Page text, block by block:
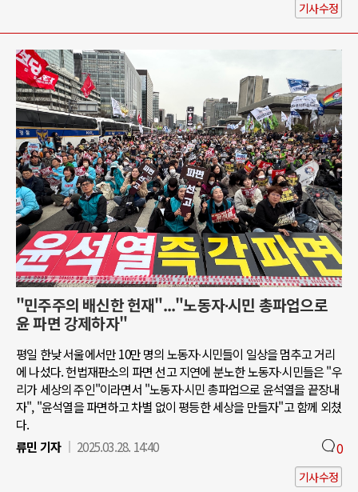
기사수정
"민주주의 배신한 헌재"..."노동자∙시민 총파업으로
윤 파면 강제하자"
평일 한낮 서울에서만 10만 명의 노동자∙시민들이 일상을 멈추고 거리
에 나섰다. 헌법재판소의 파면 선고 지연에 분노한 노동자∙시민들은 "우
리가 세상의 주인"이라면서 "노동자∙시민 총파업으로 윤석열을 끝장내
자", "윤석열을 파면하고 차별 없이 평등한 세상을 만들자"고 함께 외쳤
다.
류민 기자
2025.03.28. 14:40 0
기사수정